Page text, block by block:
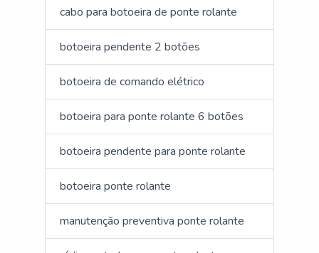
cabo para botoeira de ponte rolante
botoeira pendente 2 botões
botoeira de comando elétrico
botoeira para ponte rolante 6 botões
botoeira pendente para ponte rolante
botoeira ponte rolante
manutenção preventiva ponte rolante